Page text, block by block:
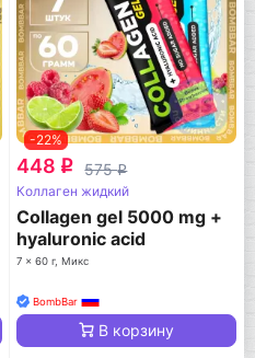
-22%
448 q 575q
Коллаген жидкий
Collagen gel 5000 mg +
hyaluronic acid
7 x 60 г, Микс
BombBar
В корзину